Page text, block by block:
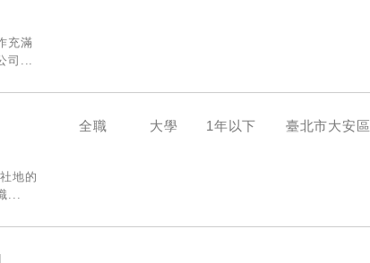
充滿
司...
地的
...
全職 大學 1年以下 臺北市大安區